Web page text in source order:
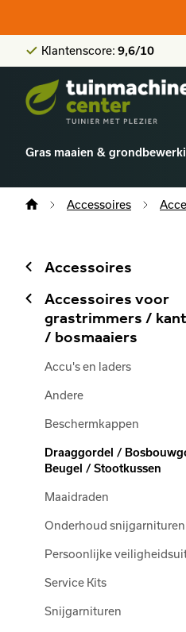
Officieel STIHL-verdeler
Klantenscore: 9,6/10
Gras maaien &
Accessoires
Accessoires
Accessoires voor
grastrimmers /
/ bosmaaiers
Accu's en laders
Andere
Beschermkappen
Draaggordel /
Beugel / Stootkussen
Maaidraden
Onderhoud snijgarnituren
Persoonlijke
Service Kits
Snijgarnituren